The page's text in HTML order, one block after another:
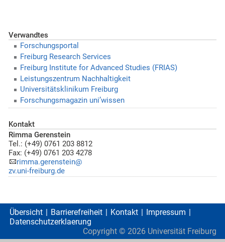
Verwandtes
Forschungsportal
Freiburg Research Services
Freiburg Institute for Advanced Studies (FRIAS)
Leistungszentrum Nachhaltigkeit
Universitätsklinikum Freiburg
Forschungsmagazin uni’wissen
Kontakt
Rimma Gerenstein
Tel.: (+49) 0761 203 8812
Fax: (+49) 0761 203 4278
rimma.gerenstein@
zv.uni-freiburg.de
Übersicht Barrierefreiheit Kontakt
Impressum
Datenschutzerklaerung
Copyright © 2026 Universität Freiburg